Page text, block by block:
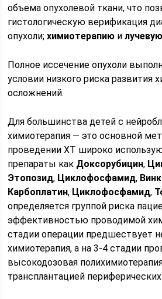
объема опухолевой ткани, что
гистологическую верификация
опухоли;химиотерапию и
Полное иссечение опухоли
условии низкого риска развития
осложнений.
Для большинства детей с
химиотерапия — это основной
проведении ХТ широко
препараты как Доксорубицин,
Этопозид, Циклофосфамид,
Карбоплатин, Циклофосфамид,
определяется группой риска
эффективностью проводимой
стадии операции предшествует
химиотерапия, а на 3-4 стадии
высокодозовая
трансплантацией